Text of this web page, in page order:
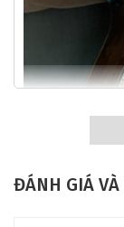
ĐÁNH GIÁ VÀ